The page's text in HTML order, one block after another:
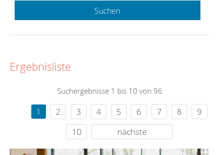
Suchen
Ergebnisliste
Suchergebnisse 1 bis 10 von 96
1 2 3 4 5 6 7 8
9
10
nächste